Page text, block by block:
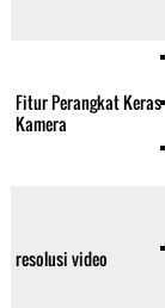
Fitur Perangkat Keras
Kamera
resolusi video